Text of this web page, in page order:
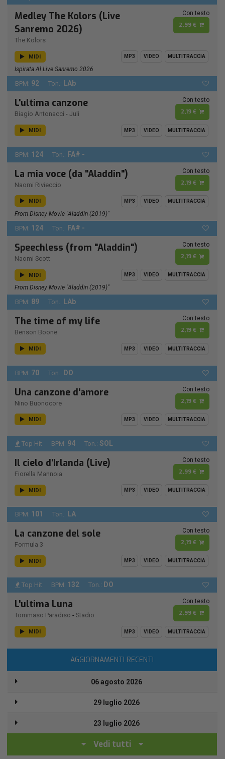
Medley The Kolors (Live
Sanremo 2026)
The Kolors
Con testo
2,99 €
MIDI MP3 VIDEO MULTITRACCIA
Ispirata Al Live Sanremo 2026
BPM: 92 Ton.: LAb
L'ultima canzone
Biagio Antonacci - Juli
Con testo
2,19 €
MIDI MP3 VIDEO MULTITRACCIA
BPM: 124 Ton.: FA# -
La mia voce (da "Aladdin")
Naomi Rivieccio
Con testo
2,19 €
MIDI MP3 VIDEO MULTITRACCIA
From Disney Movie "Aladdin (2019)"
BPM: 124 Ton.: FA# -
Speechless (from "Aladdin")
Naomi Scott
Con testo
2,19 €
MIDI MP3 VIDEO MULTITRACCIA
From Disney Movie "Aladdin (2019)"
BPM: 89 Ton.: LAb
The time of my life
Benson Boone
Con testo
2,19 €
MIDI MP3 VIDEO MULTITRACCIA
BPM: 70 Ton.: DO
Una canzone d'amore
Nino Buonocore
Con testo
2,19 €
MIDI MP3 VIDEO MULTITRACCIA
Top Hit BPM: 94 Ton.: SOL
Il cielo d'Irlanda (Live)
Fiorella Mannoia
Con testo
2,99 €
MIDI MP3 VIDEO MULTITRACCIA
BPM: 101 Ton.: LA
La canzone del sole
Formula 3
Con testo
2,19 €
MIDI MP3 VIDEO MULTITRACCIA
Top Hit BPM: 132 Ton.: DO
L'ultima Luna
Tommaso Paradiso - Stadio
Con testo
2,99 €
MIDI MP3 VIDEO MULTITRACCIA
AGGIORNAMENTI RECENTI
06 agosto 2026
29 luglio 2026
23 luglio 2026
Vedi tutti